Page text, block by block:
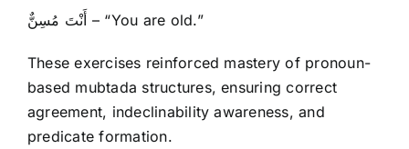
أَنْتَ مُسِنٌّ – “You are old.”
These exercises reinforced mastery of pronoun-
based mubtada structures, ensuring correct
agreement, indeclinability awareness, and
predicate formation.